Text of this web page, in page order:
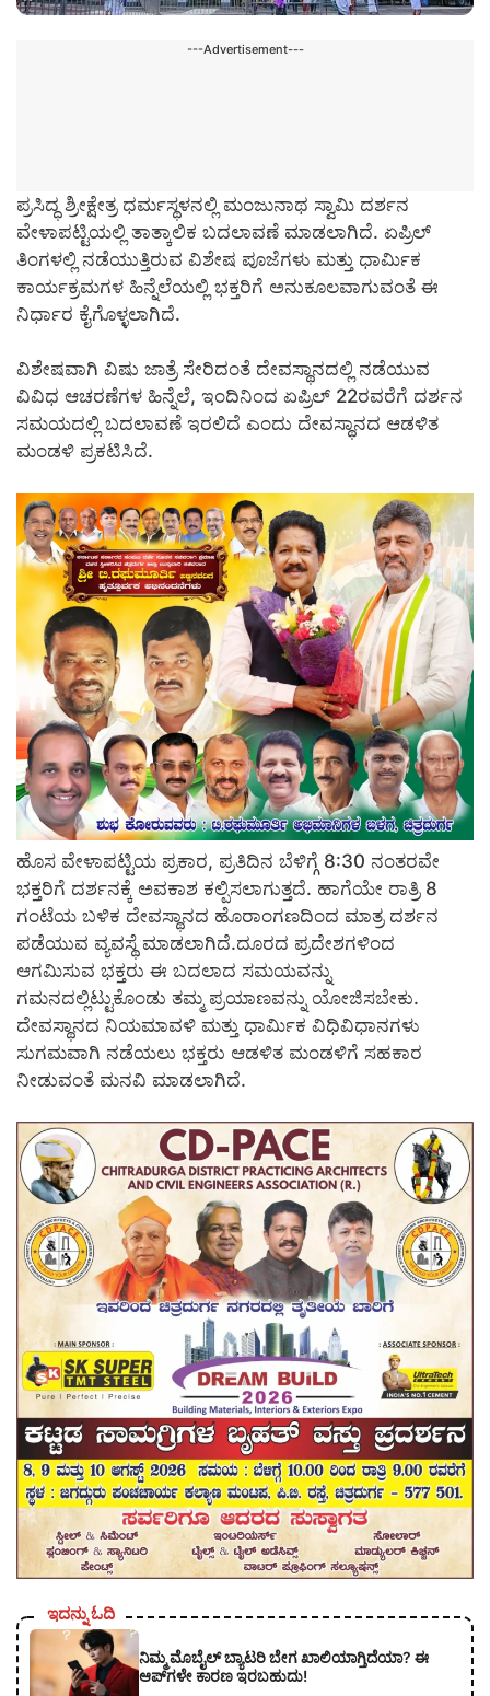
---Advertisement---
ಪ್ರಸಿದ್ಧ ಶ್ರೀಕ್ಷೇತ್ರ ಧರ್ಮಸ್ಥಳನಲ್ಲಿ ಮಂಜುನಾಥ ಸ್ವಾಮಿ ದರ್ಶನ
ವೇಳಾಪಟ್ಟಿಯಲ್ಲಿ ತಾತ್ಕಾಲಿಕ ಬದಲಾವಣೆ ಮಾಡಲಾಗಿದೆ. ಏಪ್ರಿಲ್
ತಿಂಗಳಲ್ಲಿ ನಡೆಯುತ್ತಿರುವ ವಿಶೇಷ ಪೂಜೆಗಳು ಮತ್ತು ಧಾರ್ಮಿಕ
ಕಾರ್ಯಕ್ರಮಗಳ ಹಿನ್ನೆಲೆಯಲ್ಲಿ ಭಕ್ತರಿಗೆ ಅನುಕೂಲವಾಗುವಂತೆ ಈ
ನಿರ್ಧಾರ ಕೈಗೊಳ್ಳಲಾಗಿದೆ.
ವಿಶೇಷವಾಗಿ ವಿಷು ಜಾತ್ರೆ ಸೇರಿದಂತೆ ದೇವಸ್ಥಾನದಲ್ಲಿ ನಡೆಯುವ
ವಿವಿಧ ಆಚರಣೆಗಳ ಹಿನ್ನೆಲೆ, ಇಂದಿನಿಂದ ಏಪ್ರಿಲ್ 22ರವರೆಗೆ ದರ್ಶನ
ಸಮಯದಲ್ಲಿ ಬದಲಾವಣೆ ಇರಲಿದೆ ಎಂದು ದೇವಸ್ಥಾನದ ಆಡಳಿತ
ಮಂಡಳಿ ಪ್ರಕಟಿಸಿದೆ.
ಹೊಸ ವೇಳಾಪಟ್ಟಿಯ ಪ್ರಕಾರ, ಪ್ರತಿದಿನ ಬೆಳಿಗ್ಗೆ 8:30 ನಂತರವೇ
ಭಕ್ತರಿಗೆ ದರ್ಶನಕ್ಕೆ ಅವಕಾಶ ಕಲ್ಪಿಸಲಾಗುತ್ತದೆ. ಹಾಗೆಯೇ ರಾತ್ರಿ 8
ಗಂಟೆಯ ಬಳಿಕ ದೇವಸ್ಥಾನದ ಹೊರಾಂಗಣದಿಂದ ಮಾತ್ರ ದರ್ಶನ
ಪಡೆಯುವ ವ್ಯವಸ್ಥೆ ಮಾಡಲಾಗಿದೆ.ದೂರದ ಪ್ರದೇಶಗಳಿಂದ
ಆಗಮಿಸುವ ಭಕ್ತರು ಈ ಬದಲಾದ ಸಮಯವನ್ನು
ಗಮನದಲ್ಲಿಟ್ಟುಕೊಂಡು ತಮ್ಮ ಪ್ರಯಾಣವನ್ನು ಯೋಜಿಸಬೇಕು.
ದೇವಸ್ಥಾನದ ನಿಯಮಾವಳಿ ಮತ್ತು ಧಾರ್ಮಿಕ ವಿಧಿವಿಧಾನಗಳು
ಸುಗಮವಾಗಿ ನಡೆಯಲು ಭಕ್ತರು ಆಡಳಿತ ಮಂಡಳಿಗೆ ಸಹಕಾರ
ನೀಡುವಂತೆ ಮನವಿ ಮಾಡಲಾಗಿದೆ.
ಇದನ್ನು ಓದಿ
ನಿಮ್ಮ ಮೊಬೈಲ್ ಬ್ಯಾಟರಿ ಬೇಗ ಖಾಲಿಯಾಗ್ತಿದೆಯಾ? ಈ
ಆಪ್‌ಗಳೇ ಕಾರಣ ಇರಬಹುದು!